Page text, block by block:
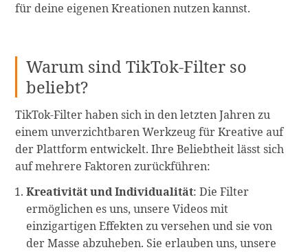
für deine eigenen Kreationen nutzen kannst.
Warum sind TikTok-Filter so
beliebt?
TikTok-Filter haben sich in den letzten Jahren zu
einem unverzichtbaren Werkzeug für Kreative auf
der Plattform entwickelt. Ihre Beliebtheit lässt sich
auf mehrere Faktoren zurückführen:
Kreativität und Individualität: Die Filter
ermöglichen es uns, unsere Videos mit
einzigartigen Effekten zu versehen und sie von
der Masse abzuheben. Sie erlauben uns, unsere